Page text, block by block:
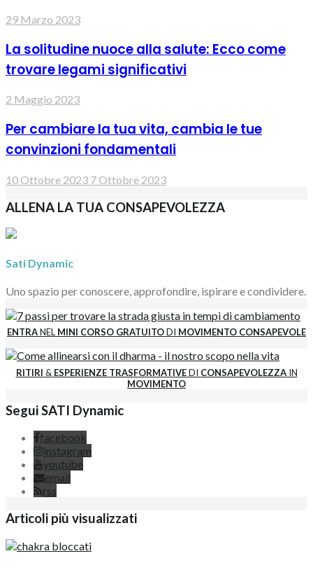
29 Marzo 2023
La solitudine nuoce alla salute: Ecco come
trovare legami significativi
2 Maggio 2023
Per cambiare la tua vita, cambia le tue
convinzioni fondamentali
10 Ottobre 2023 7 Ottobre 2023
ALLENA LA TUA CONSAPEVOLEZZA
Sati Dynamic
Uno spazio per conoscere, approfondire, ispirare e condividere.
ENTRANEL MINI CORSO GRATUITODI MOVIMENTO CONSAPEVOLE
RITIRI & ESPERIENZE TRASFORMATIVEDI CONSAPEVOLEZZAIN
MOVIMENTO
Segui SATI Dynamic
facebook
instagram
youtube
email
rss
Articoli più visualizzati